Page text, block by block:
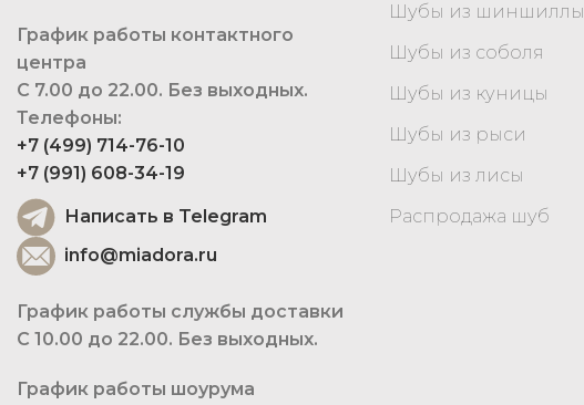
График работы контактного
центра
С 7.00 до 22.00. Без выходных.
Телефоны:
+7 (499) 714-76-10
+7 (991) 608-34-19
Написать в Telegram
info@miadora.ru
График работы службы доставки
С 10.00 до 22.00. Без выходных.
График работы шоурума
Шубы из шиншиллы
Шубы из соболя
Шубы из куницы
Шубы из рыси
Шубы из лисы
Распродажа шуб